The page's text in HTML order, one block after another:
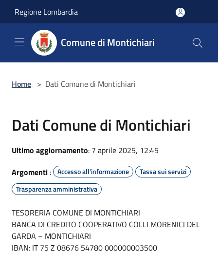
Regione Lombardia
Comune di Montichiari
Home > Dati Comune di Montichiari
Dati Comune di Montichiari
Ultimo aggiornamento: 7 aprile 2025, 12:45
Argomenti : Accesso all'informazione
Tassa sui servizi
Trasparenza amministrativa
TESORERIA COMUNE DI MONTICHIARI
BANCA DI CREDITO COOPERATIVO COLLI MORENICI DEL
GARDA – MONTICHIARI
IBAN: IT 75 Z 08676 54780 000000003500